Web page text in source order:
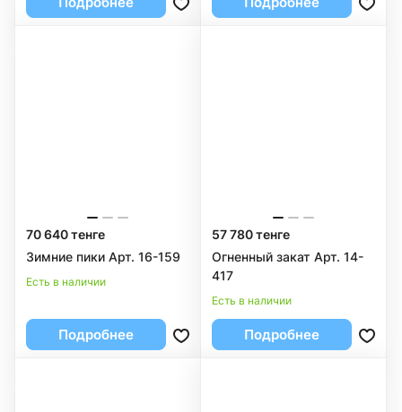
70 640 тенге
Зимние пики Арт. 16-159
Есть в наличии
Подробнее
57 780 тенге
Огненный закат Арт. 14-
417
Есть в наличии
Подробнее